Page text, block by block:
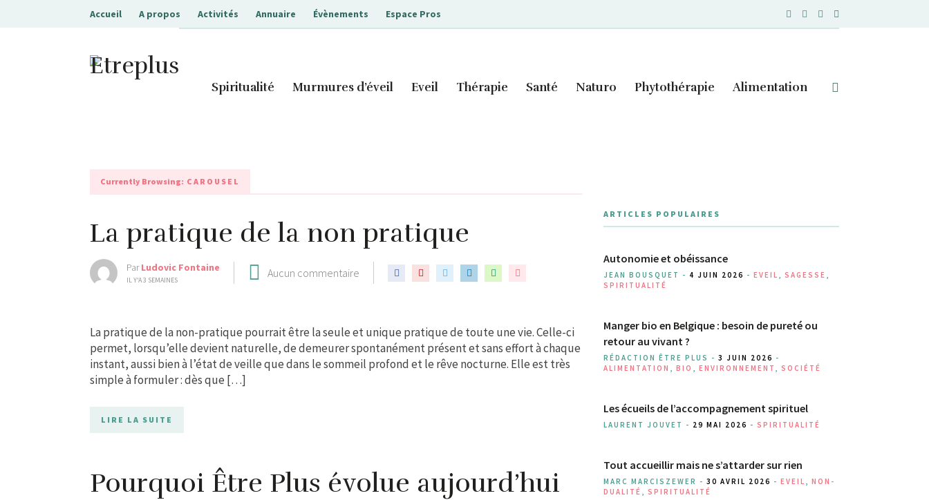
Accueil A propos Activités Annuaire Évènements Espace Pros
Etreplus
Spiritualité Murmures d’éveil Eveil Thérapie Santé Naturo Phytothérapie Alimentation
Currently Browsing: CAROUSEL
La pratique de la non pratique
ParLudovic Fontaine
IL Y'A 3 SEMAINES
Aucun commentaire
La pratique de la non-pratique pourrait être la seule et unique pratique de toute une vie. Celle-ci
permet, lorsqu’elle devient naturelle, de demeurer spontanément présent et sans effort à chaque
instant, aussi bien à l’état de veille que dans le sommeil profond et le rêve nocturne. Elle est très
simple à formuler : dès que […]
LIRE LA SUITE
Pourquoi Être Plus évolue aujourd’hui
ARTICLES POPULAIRES
Autonomie et obéissance
JEAN BOUSQUET - 4 JUIN 2026 - EVEIL , SAGESSE ,
SPIRITUALITÉ
Manger bio en Belgique : besoin de pureté ou
retour au vivant ?
RÉDACTION ÊTRE PLUS - 3 JUIN 2026 -
ALIMENTATION , BIO , ENVIRONNEMENT , SOCIÉTÉ
Les écueils de l’accompagnement spirituel
LAURENT JOUVET - 29 MAI 2026 - SPIRITUALITÉ
Tout accueillir mais ne s’attarder sur rien
MARC MARCISZEWER - 30 AVRIL 2026 - EVEIL , NON-
DUALITÉ , SPIRITUALITÉ